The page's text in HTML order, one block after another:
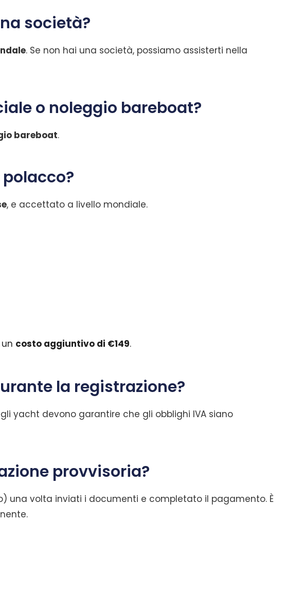
società?
. Se non hai una società, possiamo assisterti nella
o noleggio bareboat?
bareboat.
, e accettato a livello mondiale.
costo aggiuntivo di €149.
la registrazione?
yacht devono garantire che gli obblighi IVA siano
provvisoria?
una volta inviati i documenti e completato il pagamento. È